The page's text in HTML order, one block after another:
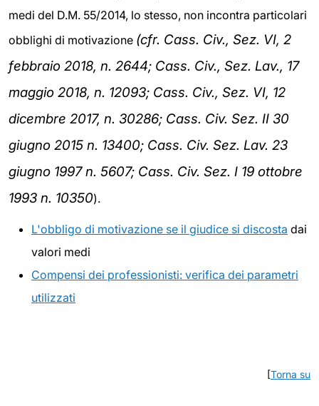
medi del D.M. 55/2014, lo stesso, non incontra particolari
obblighi di motivazione (cfr. Cass. Civ., Sez. VI, 2
febbraio 2018, n. 2644; Cass. Civ., Sez. Lav., 17
maggio 2018, n. 12093; Cass. Civ., Sez. VI, 12
dicembre 2017, n. 30286; Cass. Civ. Sez. II 30
giugno 2015 n. 13400; Cass. Civ. Sez. Lav. 23
giugno 1997 n. 5607; Cass. Civ. Sez. I 19 ottobre
1993 n. 10350).
L'obbligo di motivazione se il giudice si discosta dai
valori medi
Compensi dei professionisti: verifica dei parametri
utilizzati
[Torna su